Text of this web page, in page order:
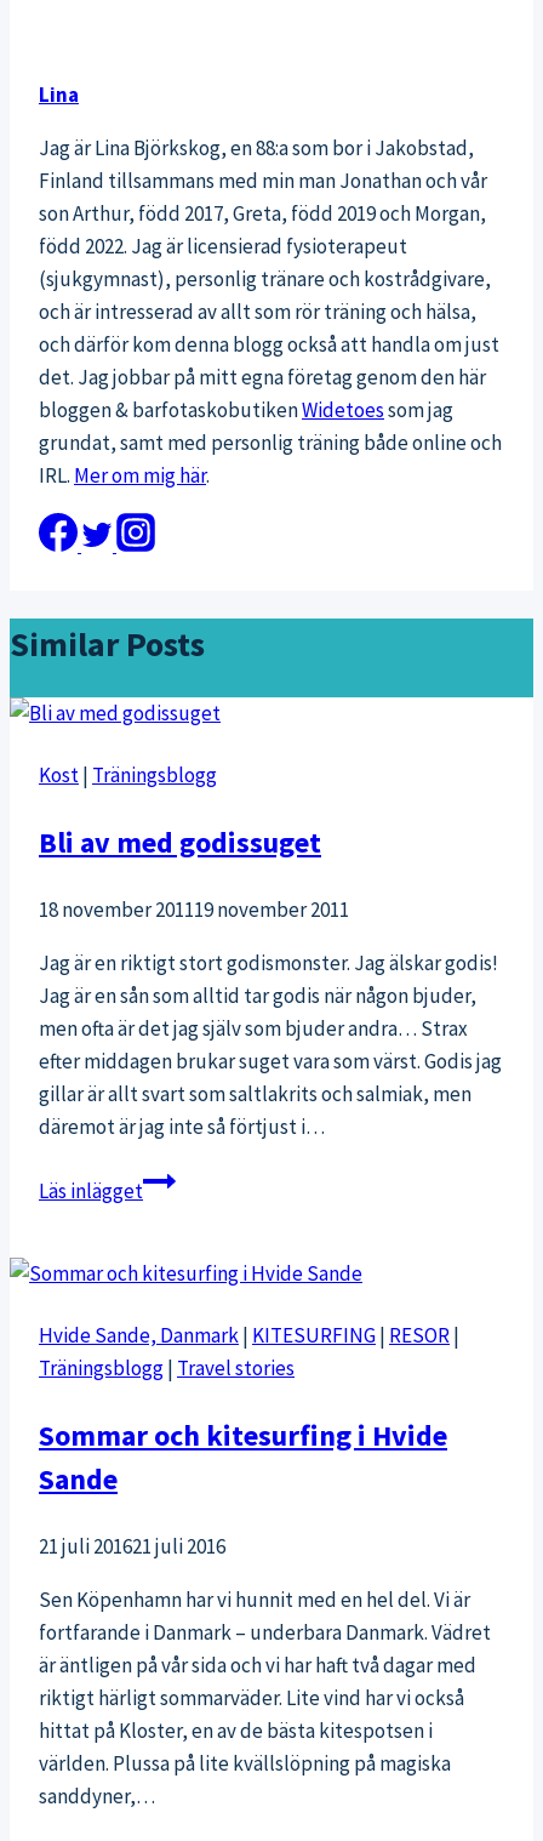
Lina
Jag är Lina Björkskog, en 88:a som bor i Jakobstad,
Finland tillsammans med min man Jonathan och vår
son Arthur, född 2017, Greta, född 2019 och Morgan,
född 2022. Jag är licensierad fysioterapeut
(sjukgymnast), personlig tränare och kostrådgivare,
och är intresserad av allt som rör träning och hälsa,
och därför kom denna blogg också att handla om just
det. Jag jobbar på mitt egna företag genom den här
bloggen & barfotaskobutikenWidetoessom jag
grundat, samt med personlig träning både online och
IRL. Mer om mig här.
Similar Posts
Kost| Träningsblogg
Bli av med godissuget
18 november 201119 november 2011
Jag är en riktigt stort godismonster. Jag älskar godis!
Jag är en sån som alltid tar godis när någon bjuder,
men ofta är det jag själv som bjuder andra… Strax
efter middagen brukar suget vara som värst. Godis jag
gillar är allt svart som saltlakrits och salmiak, men
däremot är jag inte så förtjust i…
Läs inläggetBli
godissuget
Hvide Sande, Danmark| KITESURFING| RESOR|
Träningsblogg| Travel stories
Sommar och kitesurfing i Hvide
Sande
21 juli 201621 juli 2016
Sen Köpenhamn har vi hunnit med en hel del. Vi är
fortfarande i Danmark – underbara Danmark. Vädret
är äntligen på vår sida och vi har haft två dagar med
riktigt härligt sommarväder. Lite vind har vi också
hittat på Kloster, en av de bästa kitespotsen i
världen. Plussa på lite kvällslöpning på magiska
sanddyner,…